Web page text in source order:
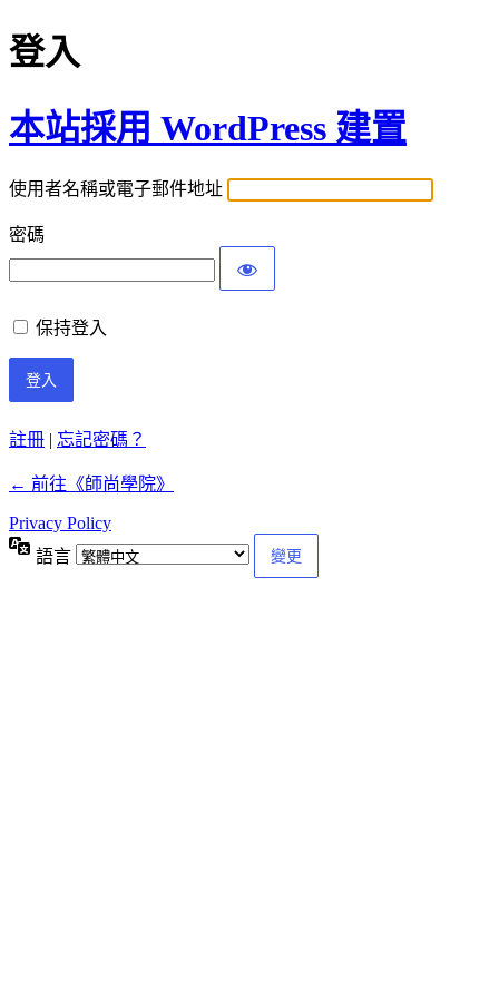
登入
本站採用 WordPress 建置
使用者名稱或電子郵件地址
密碼
保持登入
註冊 | 忘記密碼？
← 前往《師尚學院》
Privacy Policy
語言